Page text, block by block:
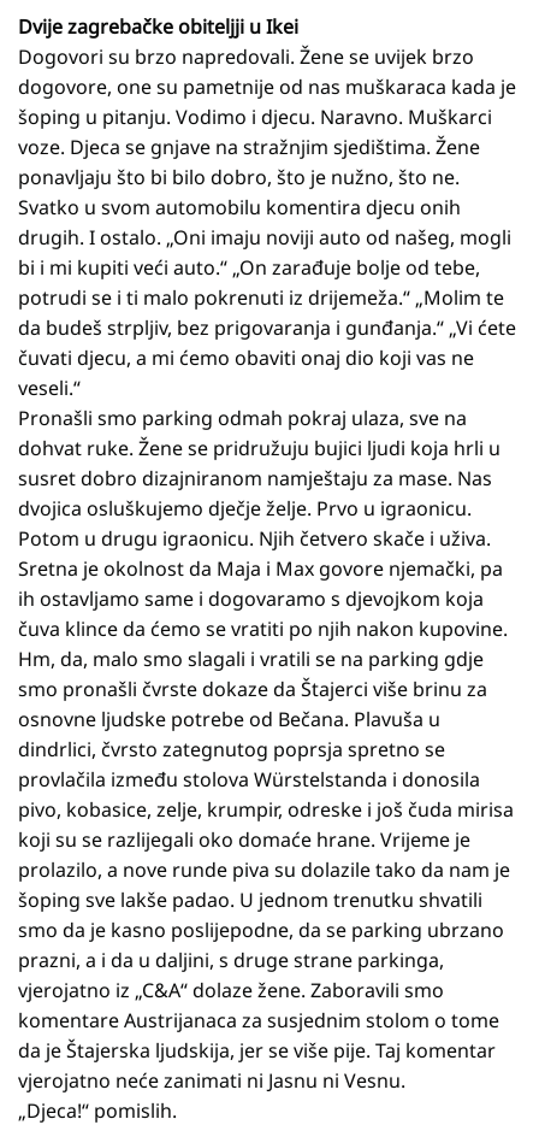
Dvije zagrebačke obiteljji u Ikei
Dogovori su brzo napredovali. Žene se uvijek brzo
dogovore, one su pametnije od nas muškaraca kada je
šoping u pitanju. Vodimo i djecu. Naravno. Muškarci
voze. Djeca se gnjave na stražnjim sjedištima. Žene
ponavljaju što bi bilo dobro, što je nužno, što ne.
Svatko u svom automobilu komentira djecu onih
drugih. I ostalo. „Oni imaju noviji auto od našeg, mogli
bi i mi kupiti veći auto.“ „On zarađuje bolje od tebe,
potrudi se i ti malo pokrenuti iz drijemeža.“ „Molim te
da budeš strpljiv, bez prigovaranja i gunđanja.“ „Vi ćete
čuvati djecu, a mi ćemo obaviti onaj dio koji vas ne
veseli.“
Pronašli smo parking odmah pokraj ulaza, sve na
dohvat ruke. Žene se pridružuju bujici ljudi koja hrli u
susret dobro dizajniranom namještaju za mase. Nas
dvojica osluškujemo dječje želje. Prvo u igraonicu.
Potom u drugu igraonicu. Njih četvero skače i uživa.
Sretna je okolnost da Maja i Max govore njemački, pa
ih ostavljamo same i dogovaramo s djevojkom koja
čuva klince da ćemo se vratiti po njih nakon kupovine.
Hm, da, malo smo slagali i vratili se na parking gdje
smo pronašli čvrste dokaze da Štajerci više brinu za
osnovne ljudske potrebe od Bečana. Plavuša u
dindrlici, čvrsto zategnutog poprsja spretno se
provlačila između stolova Würstelstanda i donosila
pivo, kobasice, zelje, krumpir, odreske i još čuda mirisa
koji su se razlijegali oko domaće hrane. Vrijeme je
prolazilo, a nove runde piva su dolazile tako da nam je
šoping sve lakše padao. U jednom trenutku shvatili
smo da je kasno poslijepodne, da se parking ubrzano
prazni, a i da u daljini, s druge strane parkinga,
vjerojatno iz „C&A“ dolaze žene. Zaboravili smo
komentare Austrijanaca za susjednim stolom o tome
da je Štajerska ljudskija, jer se više pije. Taj komentar
vjerojatno neće zanimati ni Jasnu ni Vesnu.
„Djeca!“ pomislih.